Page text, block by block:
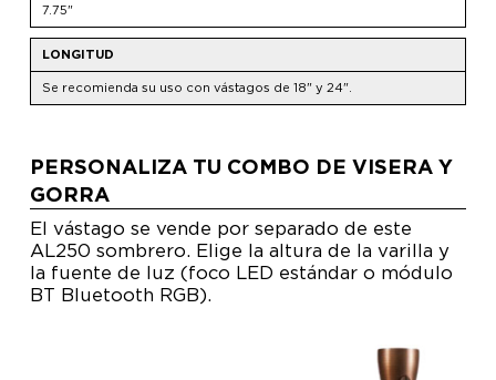
7.75"
LONGITUD
Se recomienda su uso con vástagos de 18" y 24".
PERSONALIZA TU COMBO DE VISERA Y
GORRA
El vástago se vende por separado de este
AL250 sombrero. Elige la altura de la varilla y
la fuente de luz (foco LED estándar o módulo
BT Bluetooth RGB).